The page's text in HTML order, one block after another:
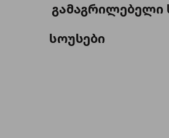
გამაგრილებელი
სოუსები